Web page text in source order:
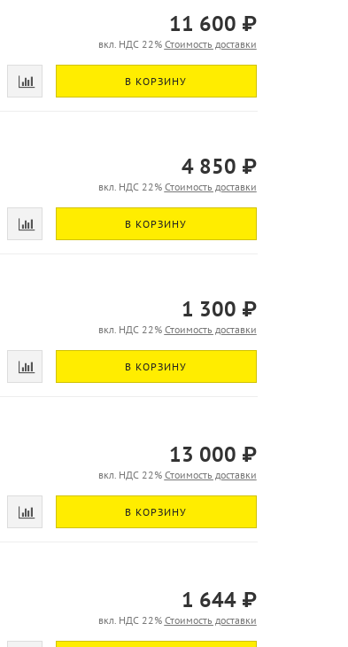
11 600 ₽
вкл. НДС 22% Стоимость доставки
В КОРЗИНУ
4 850 ₽
вкл. НДС 22% Стоимость доставки
В КОРЗИНУ
1 300 ₽
вкл. НДС 22% Стоимость доставки
В КОРЗИНУ
13 000 ₽
вкл. НДС 22% Стоимость доставки
В КОРЗИНУ
1 644 ₽
вкл. НДС 22% Стоимость доставки